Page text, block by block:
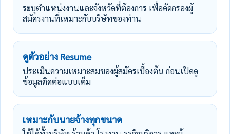
ระบุตำแหน่งงานและจังหวัดที่ต้องการ เพื่อคัดกรองผู้
สมัครงานที่เหมาะกับบริษัทของท่าน
ดูตัวอย่าง Resume
ประเมินความเหมาะสมของผู้สมัครเบื้องต้น ก่อนเปิดดู
ข้อมูลติดต่อแบบเต็ม
เหมาะกับนายจ้างทุกขนาด